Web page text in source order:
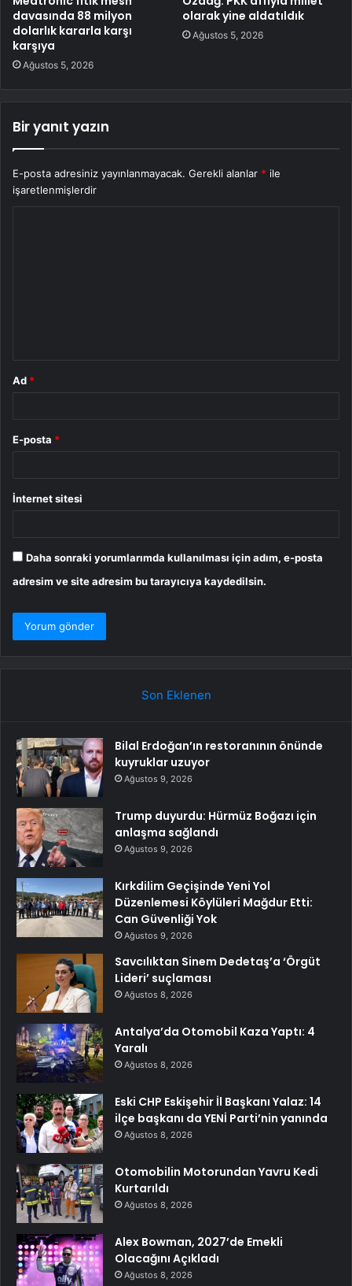
davasında 88 milyon
dolarlık kararla karşı
karşıya
Ağustos 5, 2026
olarak yine aldatıldık
Ağustos 5, 2026
Bir yanıt yazın
E-posta adresiniz yayınlanmayacak. Gerekli alanlar * ile
işaretlenmişlerdir
Ad *
E-posta *
İnternet sitesi
Daha sonraki yorumlarımda kullanılması için adım, e-posta
adresim ve site adresim bu tarayıcıya kaydedilsin.
Son Eklenen
Bilal Erdoğan’ın restoranının önünde
kuyruklar uzuyor
Ağustos 9, 2026
Trump duyurdu: Hürmüz Boğazı için
anlaşma sağlandı
Ağustos 9, 2026
Kırkdilim Geçişinde Yeni Yol
Düzenlemesi Köylüleri Mağdur Etti:
Can Güvenliği Yok
Ağustos 9, 2026
Savcılıktan Sinem Dedetaş’a ‘Örgüt
Lideri’ suçlaması
Ağustos 8, 2026
Antalya’da Otomobil Kaza Yaptı: 4
Yaralı
Ağustos 8, 2026
Eski CHP Eskişehir İl Başkanı Yalaz: 14
ilçe başkanı da YENİ Parti’nin yanında
Ağustos 8, 2026
Otomobilin Motorundan Yavru Kedi
Kurtarıldı
Ağustos 8, 2026
Alex Bowman, 2027’de Emekli
Olacağını Açıkladı
Ağustos 8, 2026